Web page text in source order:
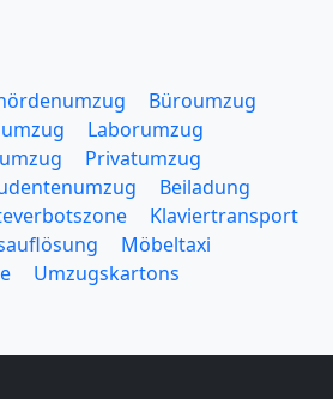
Büroumzug
Laborumzug
Privatumzug
Beiladung
Klaviertransport
Möbeltaxi
Umzugskartons